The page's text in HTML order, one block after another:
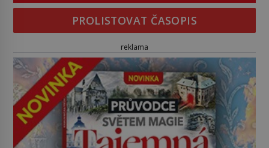
PROLISTOVAT ČASOPIS
reklama